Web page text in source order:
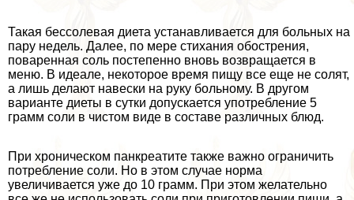
Такая бессолевая диета устанавливается для больных на
пару недель. Далее, по мере стихания обострения,
поваренная соль постепенно вновь возвращается в
меню. В идеале, некоторое время пищу все еще не солят,
а лишь делают навески на руку больному. В другом
варианте диеты в сутки допускается употрeбление 5
грамм соли в чистом виде в составе различных блюд.
При хроническом панкреатите также важно ограничить
потрeбление соли. Но в этом случае норма
увеличивается уже до 10 грамм. При этом желательно